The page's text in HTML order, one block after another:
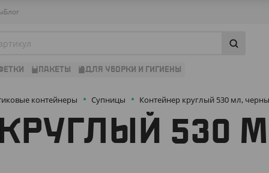
Блог
ПАКЕТЫ ДЛЯ УБОРКИ И ГИГИЕНЫ
контейнеры Супницы Контейнер круглый 530 мл,
530